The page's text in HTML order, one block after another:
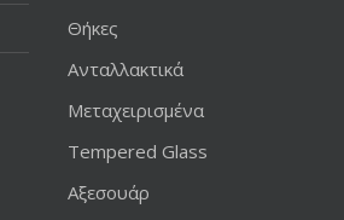
Θήκες
Ανταλλακτικά
Μεταχειρισμένα
Tempered Glass
Αξεσουάρ